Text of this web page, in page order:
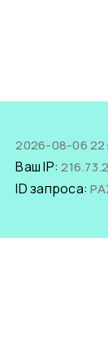
2026-08-06
Ваш IP:
ID запроса: